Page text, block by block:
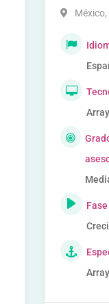
México,
Array
Array